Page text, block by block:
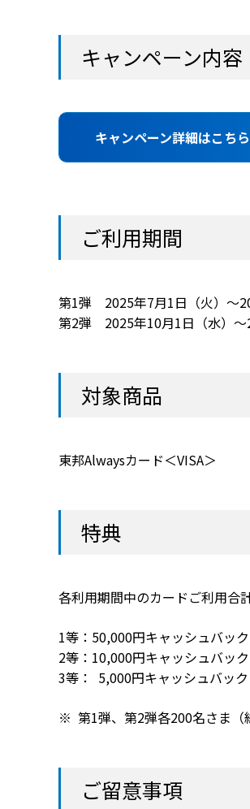
キャンペーン内容
キャンペーン詳細はこちら
ご利用期間
第1弾 2025年7月1日（火）～
第2弾 2025年10月1日（水）～
対象商品
東邦Alwaysカード＜VISA＞
特典
各利用期間中のカードご利用合
1等：50,000円キャッシュバック
2等：10,000円キャッシュバック
3等： 5,000円キャッシュバック
第1弾、第2弾各200名さま（
ご留意事項